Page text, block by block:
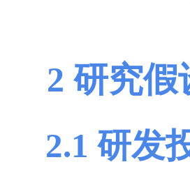
2 研究假
2.1 研发